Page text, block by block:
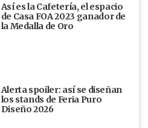
Así es la Cafetería, el espacio
de Casa FOA 2023 ganador de
la Medalla de Oro
Alerta spoiler: así se diseñan
los stands de Feria Puro
Diseño 2026